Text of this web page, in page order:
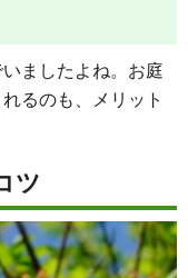
ましたよね。お庭
るのも、メリット
ツ